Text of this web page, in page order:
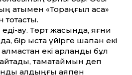
атымен «Тораңғыл қасқа»
еді-ау. Төрт жасында, яғни
қыста үйірге шапқан екі
екі арланды бұл
тамақтаймын деп
алдыңғы аяқпен